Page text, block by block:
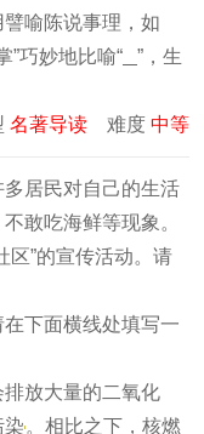
喻陈说事理，如
”巧妙地比喻“
”，生
名著导读 难度 中等
居民对自己的生活
敢吃海鲜等现象。
区”的宣传活动。请
下面横线处填写一
放大量的二氧化
染 。相比之下，核燃